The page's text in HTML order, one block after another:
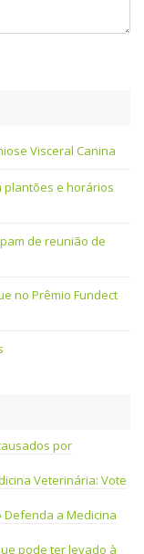
Visceral Canina
plantões e horários
de reunião de
no Prêmio Fundect
por
Veterinária: Vote
Defenda a Medicina
pode ter levado à